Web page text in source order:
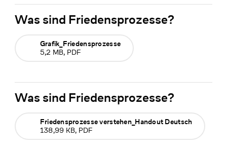
Was sind Friedensprozesse?
Grafik_Friedensprozesse
5,2 MB, PDF
Was sind Friedensprozesse?
Friedensprozesse verstehen_Handout Deutsch
138,99 KB, PDF